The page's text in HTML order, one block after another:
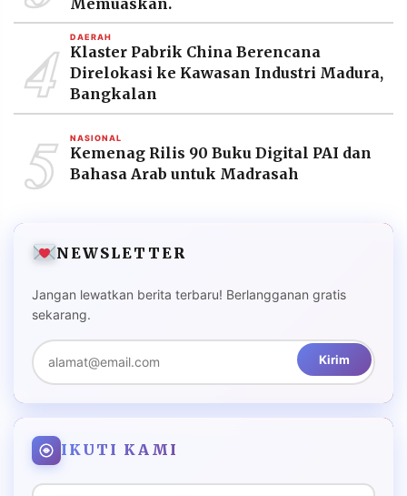
4 DAERAH
Klaster Pabrik China Berencana
Direlokasi ke Kawasan Industri Madura,
Bangkalan
5 NASIONAL
Kemenag Rilis 90 Buku Digital PAI dan
Bahasa Arab untuk Madrasah
NEWSLETTER
Jangan lewatkan berita terbaru! Berlangganan gratis
sekarang.
Kirim
IKUTI KAMI